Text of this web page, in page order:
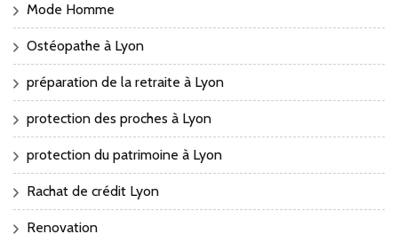
Mode Homme
Ostéopathe à Lyon
préparation de la retraite à Lyon
protection des proches à Lyon
protection du patrimoine à Lyon
Rachat de crédit Lyon
Renovation